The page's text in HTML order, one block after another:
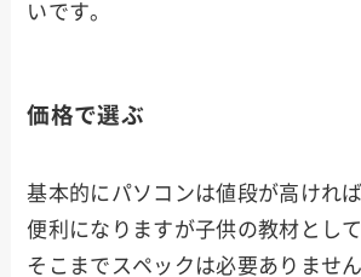
いです。
価格で選ぶ
基本的にパソコンは値段が高けれ
便利になりますが子供の教材とし
そこまでスペックは必要ありません